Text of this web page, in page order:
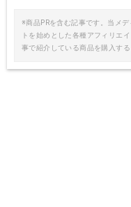
※商品PRを含む記事です。当メ
トを始めとした各種アフィリエ
事で紹介している商品を購入す